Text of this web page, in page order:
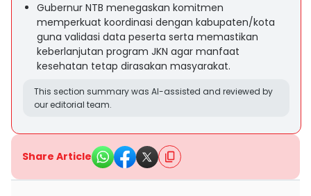
Gubernur NTB menegaskan komitmen
memperkuat koordinasi dengan kabupaten/kota
guna validasi data peserta serta memastikan
keberlanjutan program JKN agar manfaat
kesehatan tetap dirasakan masyarakat.
This section summary was AI-assisted and reviewed by
our editorial team.
Share Article